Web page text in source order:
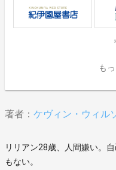
著者： ケヴィン・ウィル
リリアン28歳、人間嫌い。
もない。